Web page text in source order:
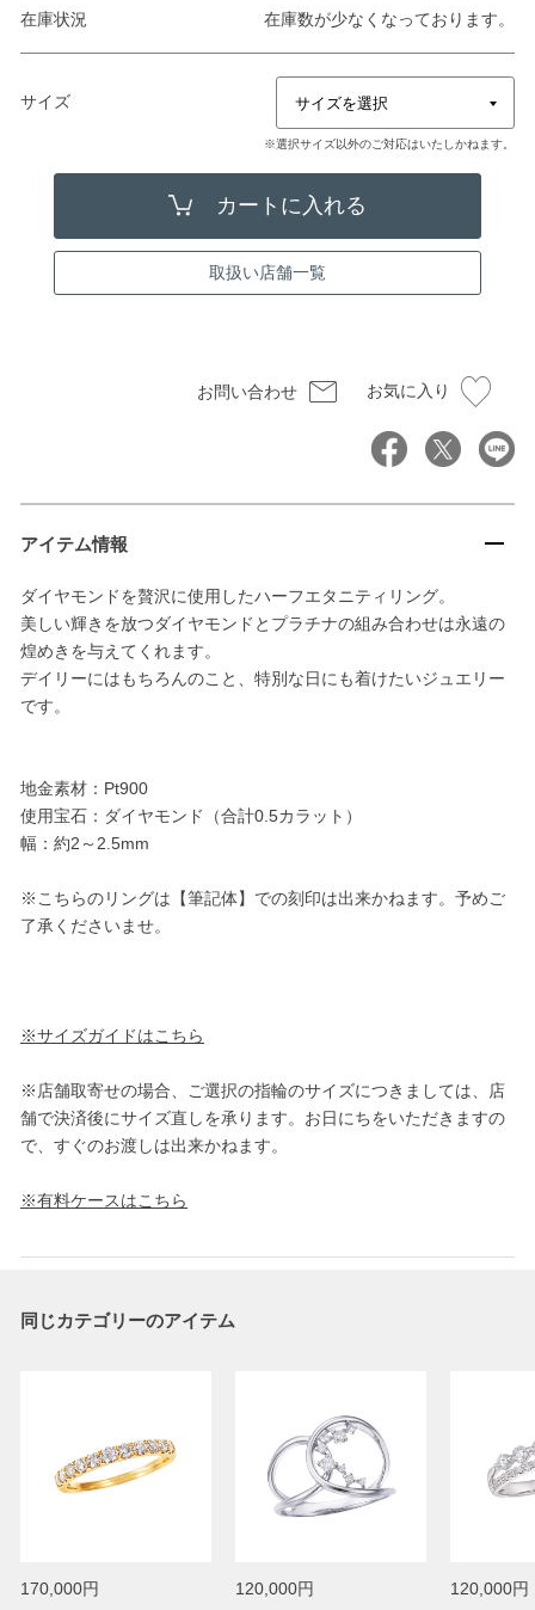
在庫状況 在庫数が少なくなっております。
サイズ
※選択サイズ以外のご対応はいたしかねます。
取扱い店舗一覧
お問い合わせ お気に入り
アイテム情報
ダイヤモンドを贅沢に使用したハーフエタニティリング。
美しい輝きを放つダイヤモンドとプラチナの組み合わせは永遠の
煌めきを与えてくれます。
デイリーにはもちろんのこと、特別な日にも着けたいジュエリー
です。
地金素材：Pt900
使用宝石：ダイヤモンド（合計0.5カラット）
幅：約2～2.5mm
※こちらのリングは【筆記体】での刻印は出来かねます。予めご
了承くださいませ。
※サイズガイドはこちら
※店舗取寄せの場合、ご選択の指輪のサイズにつきましては、店
舗で決済後にサイズ直しを承ります。お日にちをいただきますの
で、すぐのお渡しは出来かねます。
※有料ケースはこちら
同じカテゴリーのアイテム
170,000円 120,000円 120,000円